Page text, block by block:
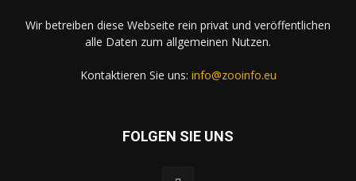
Wir betreiben diese Webseite rein privat und veröffentlichen
alle Daten zum allgemeinen Nutzen.
Kontaktieren Sie uns: info@zooinfo.eu
FOLGEN SIE UNS